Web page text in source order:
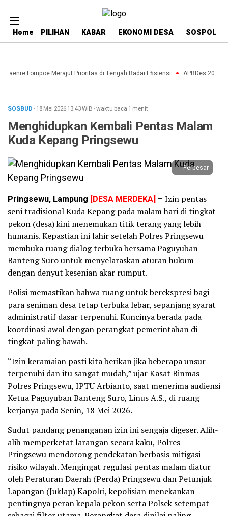
Home PILIHAN KABAR EKONOMI DESA SOSPOL
Lompoe Merajut Prioritas di Tengah Badai Efisiensi APBDes 2027:
SOSBUD · 18 Mei 202613:43WIB ·waktu baca 1 menit
Menghidupkan Kembali Pentas Malam
Kuda Kepang Pringsewu
Perbesar
Pringsewu, Lampung [DESA MERDEKA] – Izin pentas
seni tradisional Kuda Kepang pada malam hari di tingkat
pekon (desa) kini menemukan titik terang yang lebih
humanis. Kepastian ini lahir setelah Polres Pringsewu
membuka ruang dialog terbuka bersama Paguyuban
Banteng Suro untuk menyelaraskan aturan hukum
dengan denyut kesenian akar rumput.
Polisi memastikan bahwa ruang untuk berekspresi bagi
para seniman desa tetap terbuka lebar, sepanjang syarat
administratif dasar terpenuhi. Kuncinya berada pada
koordinasi awal dengan perangkat pemerintahan di
tingkat paling bawah.
“Izin keramaian pasti kita berikan jika beberapa unsur
terpenuhi dan itu sangat mudah,” ujar Kasat Binmas
Polres Pringsewu, IPTU Arbianto, saat menerima audiensi
Ketua Paguyuban Banteng Suro, Linus A.S., di ruang
kerjanya pada Senin, 18 Mei 2026.
Sudut pandang penanganan izin ini sengaja digeser. Alih-
alih memperketat larangan secara kaku, Polres
Pringsewu mendorong pendekatan berbasis mitigasi
risiko wilayah. Mengingat regulasi pentas malam diatur
oleh Peraturan Daerah (Perda) Pringsewu dan Petunjuk
Lapangan (Juklap) Kapolri, kepolisian menekankan
pentingnya peran kepala pekon serta Polsek setempat